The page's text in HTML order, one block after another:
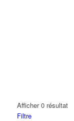
Afficher 0 résultat
Filtre